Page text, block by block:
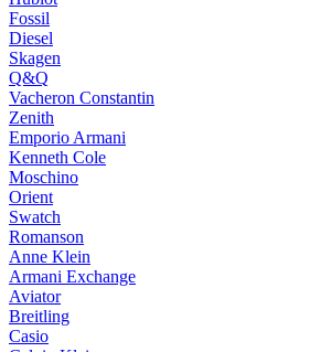
Fossil
Diesel
Skagen
Q&Q
Vacheron Constantin
Zenith
Emporio Armani
Kenneth Cole
Moschino
Orient
Swatch
Romanson
Anne Klein
Armani Exchange
Aviator
Breitling
Casio